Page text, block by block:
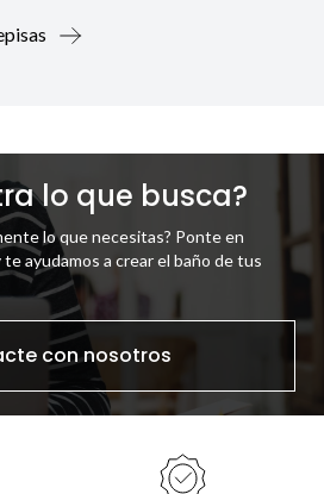
lo que busca?
lo que necesitas? Ponte en
ayudamos a crear el baño de tus
con nosotros